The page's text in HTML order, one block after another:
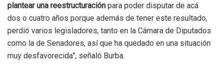
plantear una reestructuración para poder disputar de acá
dos o cuatro años porque además de tener este resultado,
perdió varios legisladores, tanto en la Cámara de Diputados
como la de Senadores, así que ha quedado en una situación
muy desfavorecida”, señaló Burba.